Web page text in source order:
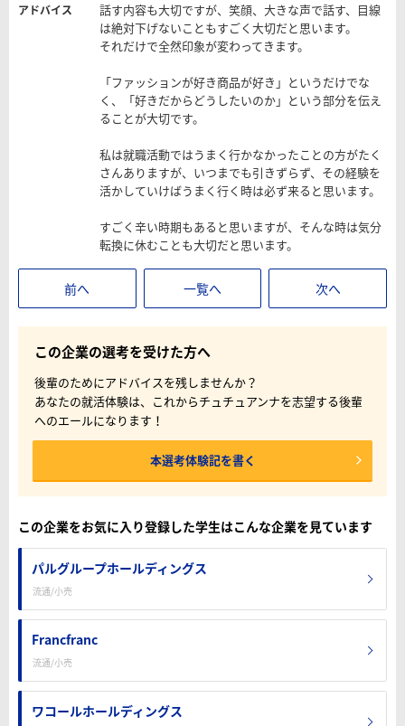
アドバイス
話す内容も大切ですが、笑顔、大きな声で話す、目線
は絶対下げないこともすごく大切だと思います。
それだけで全然印象が変わってきます。
「ファッションが好き商品が好き」というだけでな
く、「好きだからどうしたいのか」という部分を伝え
ることが大切です。
私は就職活動ではうまく行かなかったことの方がたく
さんありますが、いつまでも引きずらず、その経験を
活かしていけばうまく行く時は必ず来ると思います。
すごく辛い時期もあると思いますが、そんな時は気分
転換に休むことも大切だと思います。
前へ 一覧へ 次へ
この企業の選考を受けた方へ
後輩のためにアドバイスを残しませんか？
あなたの就活体験は、これからチュチュアンナを志望する後輩
へのエールになります！
本選考体験記を書く
この企業をお気に入り登録した学生はこんな企業を見ています
パルグループホールディングス
流通/小売
Francfranc
流通/小売
ワコールホールディングス